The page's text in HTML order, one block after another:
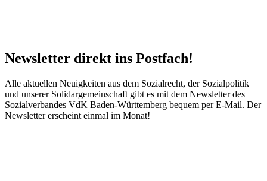
Newsletter direkt ins Postfach!
Alle aktuellen Neuigkeiten aus dem Sozialrecht, der Sozialpolitik
und unserer Solidargemeinschaft gibt es mit dem Newsletter des
Sozialverbandes VdK Baden-Württemberg bequem per E-Mail. Der
Newsletter erscheint einmal im Monat!